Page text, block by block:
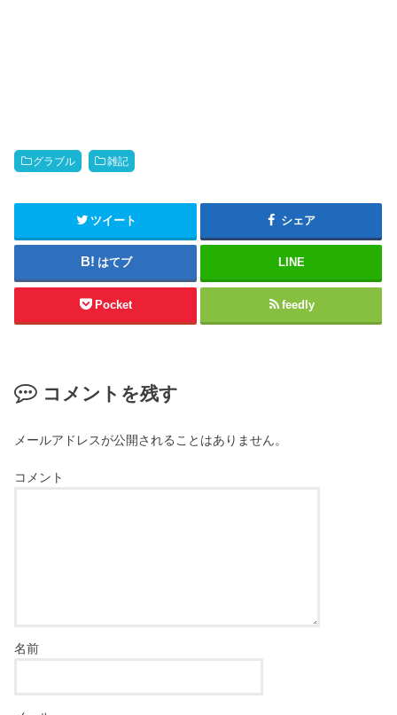
グラブル 雑記
ツイート シェア
はてブ LINE
Pocket feedly
コメントを残す
メールアドレスが公開されることはありません。
コメント
名前